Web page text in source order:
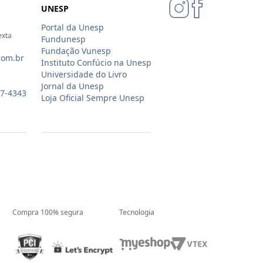
4343
UNESP
Portal da Unesp
Fundunesp
Fundação Vunesp
Instituto Confúcio na Unesp
Universidade do Livro
Jornal da Unesp
Loja Oficial Sempre Unesp
Compra 100% segura Tecnologia